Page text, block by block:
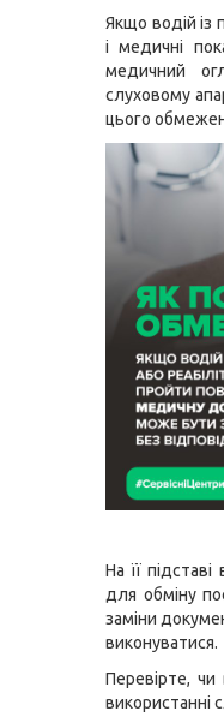
Якщо водій із
і медичні
медичний
слуховому
цього
На її
для обміну
заміни
виконуватися.
Перевірте,
використанні